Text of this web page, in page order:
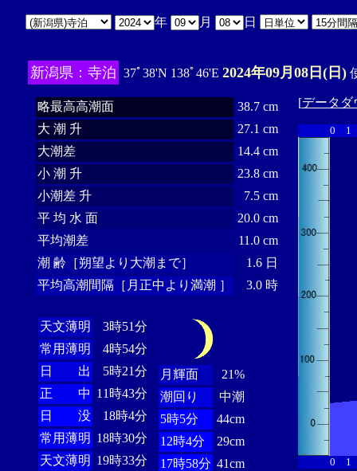
年 月 日
新潟県：寺泊 37ﾟ38'N 138ﾟ46'E 2024年09月08日(日)
略最高高潮面
38.7 cm
大 潮 升
27.1 cm
大潮差
14.4 cm
小 潮 升
23.8 cm
小潮差 升
7.5 cm
平 均 水 面
20.0 cm
平均潮差
11.0 cm
潮 齢［朔望より大潮まで］
1.6 日
平均高潮間隔［月正中より満潮 ］
3.0 時
天文薄明
3時51分
常用薄明
4時54分
日 出
5時21分
正 中 11時43分
日 没
18時4分
常用薄明 18時30分
天文薄明 19時33分
月輝面
21%
潮回り
中潮
5時5分
44cm
12時4分
29cm
17時58分 41cm
[データダ
0 1
0 1